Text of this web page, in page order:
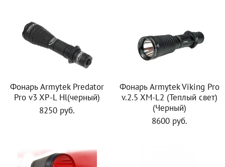
Фонарь Armytek Predator
Pro v3 XP-L Hl(черный)
8250 руб.
Фонарь Armytek Viking Pro
v.2.5 XM-L2 (Теплый свет)
(Черный)
8600 руб.